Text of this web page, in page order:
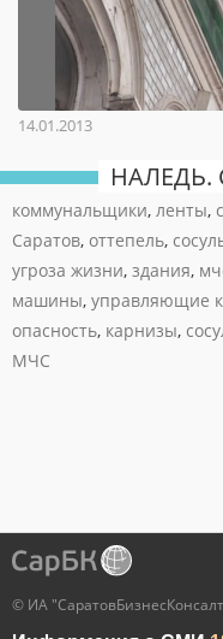
14.01.2013
НАЛЕДЬ.
коммунальщики, ленты,
Саратов, оттепель,
угроза жизни, здания,
машины, управляющие
опасность, карнизы,
МЧС
© ИА